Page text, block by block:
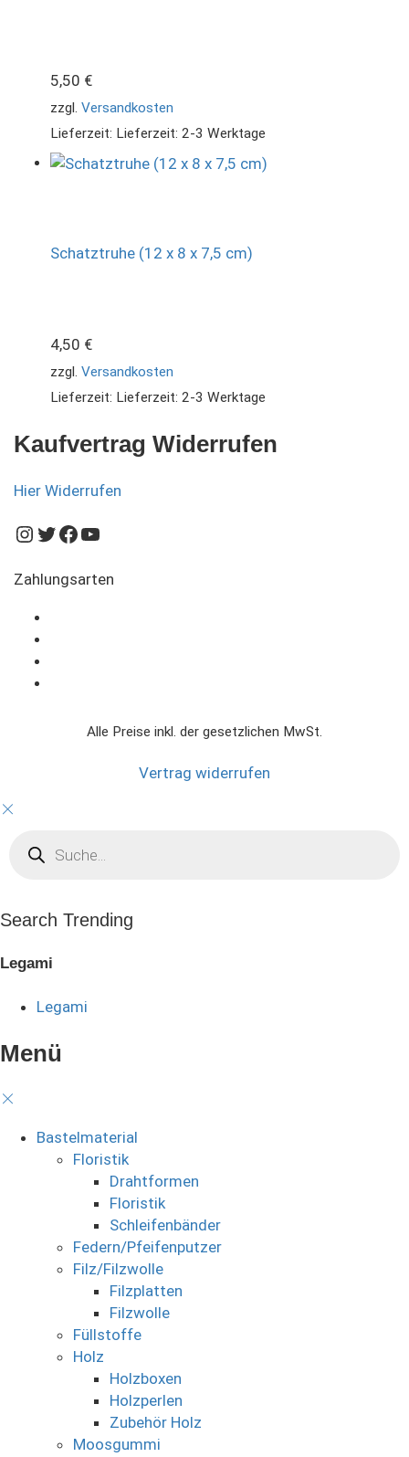
5,50 €
zzgl. Versandkosten
Lieferzeit: Lieferzeit: 2-3 Werktage
Schatztruhe (12 x 8 x 7,5 cm)
4,50 €
zzgl. Versandkosten
Lieferzeit: Lieferzeit: 2-3 Werktage
Kaufvertrag Widerrufen
Hier Widerrufen
Instagram
Twitter
Facebook
YouTube
Zahlungsarten
Alle Preise inkl. der gesetzlichen MwSt.
Vertrag widerrufen
search
Search Trending
Legami
Legami
Menü
Bastelmaterial
Floristik
Drahtformen
Floristik
Schleifenbänder
Federn/Pfeifenputzer
Filz/Filzwolle
Filzplatten
Filzwolle
Füllstoffe
Holz
Holzboxen
Holzperlen
Zubehör Holz
Moosgummi